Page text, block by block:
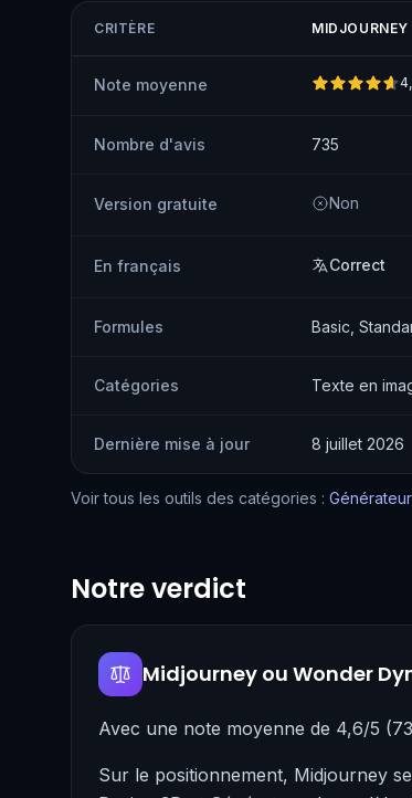
CRITÈRE MIDJOURNEY
Note moyenne
Nombre d'avis 735
Version gratuite Non
En français Correct
Formules Basic,
Catégories Texte en
Dernière mise à jour 8 juillet 2026
Voir tous les outils des catégories :
Notre verdict
Midjourney ou Wonder
Avec une note moyenne de 4,6/5
Sur le positionnement, Midjourney